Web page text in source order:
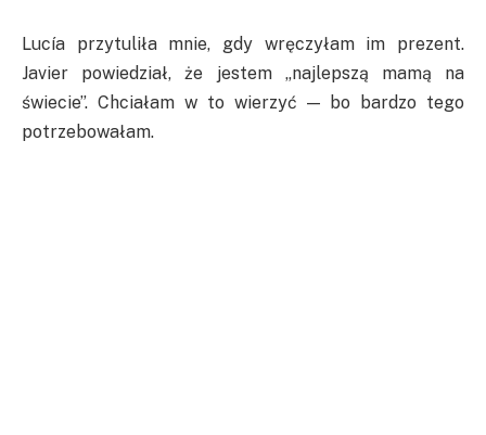
Lucía przytuliła mnie, gdy wręczyłam im prezent.
Javier powiedział, że jestem „najlepszą mamą na
świecie”. Chciałam w to wierzyć — bo bardzo tego
potrzebowałam.